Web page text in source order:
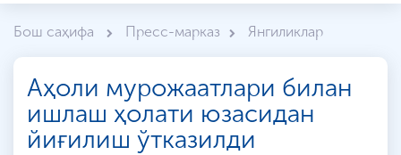
Бош саҳифа Пресс-марказ Янгиликлар
Аҳоли мурожаатлари билан
ишлаш ҳолати юзасидан
йиғилиш ўтказилди